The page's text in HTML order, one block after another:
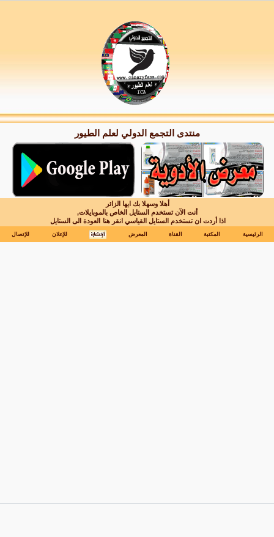
منتدى التجمع الدولي لعلم الطيور
أهلا وسهلا بك ايها الزائر
أنت الآن تستخدم الستايل الخاص بالموبايلات,
اذا أردت ان تستخدم الستايل القياسي انقر هنا العودة الى الستايل
الرئيسية المكتبة القناة المعرض للإعلان للإتصال